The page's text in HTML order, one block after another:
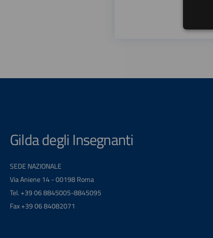
Gilda degli Insegnanti
SEDE NAZIONALE
Via Aniene 14 - 00198 Roma
Tel. +39 06 8845005-8845095
Fax +39 06 84082071